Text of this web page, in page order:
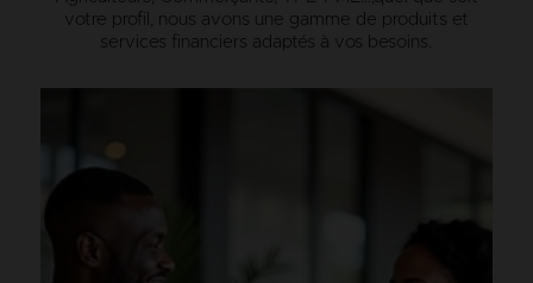
votre profil, nous avons une gamme de produits et
services financiers adaptés à vos besoins.